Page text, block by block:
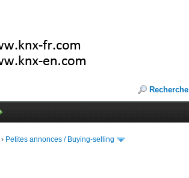
Recherche
› Petites annonces / Buying-selling